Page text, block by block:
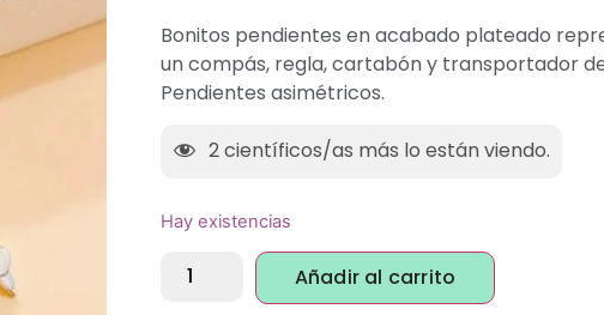
Bonitos pendientes en acabado plateado
un compás, regla, cartabón y transportador
Pendientes asimétricos.
2científicos/as más lo están viendo.
Hay existencias
Añadir al carrito
Alternative: